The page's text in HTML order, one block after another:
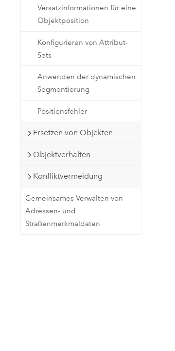
Versatzinformationen für eine
Objektposition
Konfigurieren von Attribut-
Sets
Anwenden der dynamischen
Segmentierung
Positionsfehler
Ersetzen von Objekten
Objektverhalten
Konfliktvermeidung
Gemeinsames Verwalten von
Adressen- und
Straßenmerkmaldaten